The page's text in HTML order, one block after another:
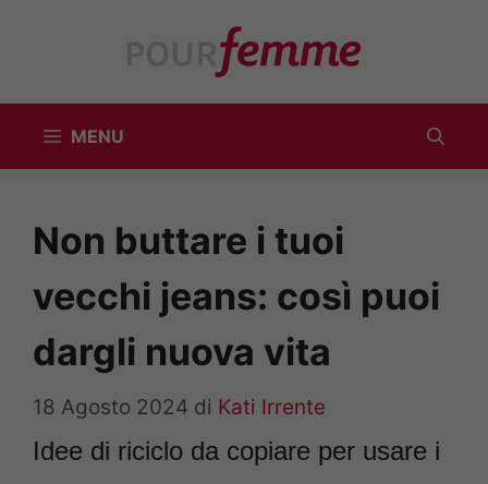
MENU
Non buttare i tuoi
vecchi jeans: così puoi
dargli nuova vita
18 Agosto 2024 di Kati Irrente
Idee di riciclo da copiare per usare i